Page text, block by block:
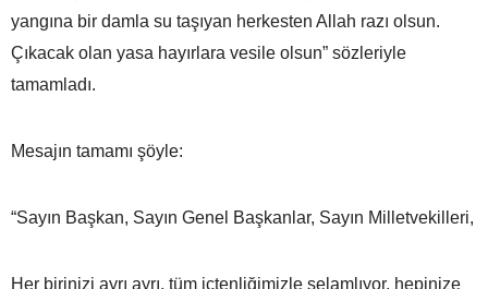
yangına bir damla su taşıyan herkesten Allah razı olsun.
Çıkacak olan yasa hayırlara vesile olsun” sözleriyle
tamamladı.
Mesajın tamamı şöyle:
“Sayın Başkan, Sayın Genel Başkanlar, Sayın Milletvekilleri,
Her birinizi ayrı ayrı, tüm içtenliğimizle selamlıyor, hepinize